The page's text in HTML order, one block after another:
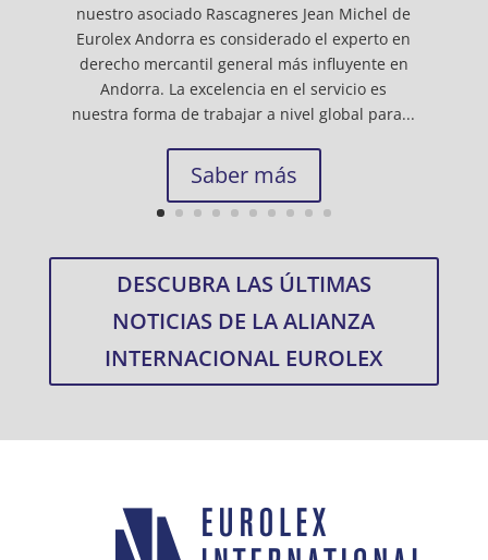
nuestro asociado Rascagneres Jean Michel de
Eurolex Andorra es considerado el experto en
derecho mercantil general más influyente en
Andorra. La excelencia en el servicio es
nuestra forma de trabajar a nivel global para...
Saber más
DESCUBRA LAS ÚLTIMAS
NOTICIAS DE LA ALIANZA
INTERNACIONAL EUROLEX